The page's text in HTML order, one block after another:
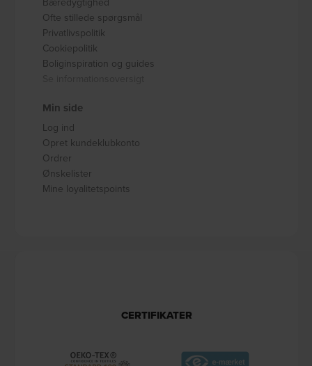
Ofte stillede spørgsmål
Privatlivspolitik
Cookiepolitik
Boliginspiration og guides
Min side
Log ind
Opret kundeklubkonto
Ordrer
Ønskelister
Mine loyalitetspoints
CERTIFIKATER